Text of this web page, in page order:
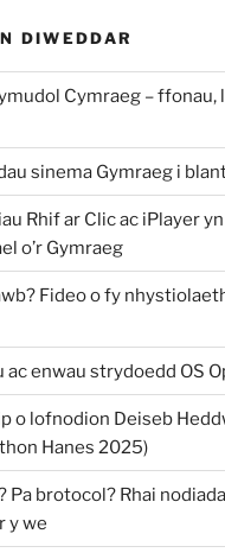
DIWEDDAR
Cymraeg – ffonau,
sinema Gymraeg i
Rhif ar Clic ac iPlayer
o’r Gymraeg
Fideo o fy
ac enwau strydoedd OS
o lofnodion Deiseb
Hanes 2025)
Pa brotocol? Rhai
y we